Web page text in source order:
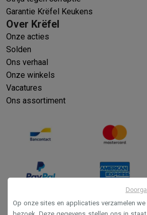
Garantie Krëfel Keukens
Over Krëfel
Onze acties
Solden
Ons verhaal
Onze winkels
Vacatures
Ons assortiment
Op onze sites en applicaties verzamelen